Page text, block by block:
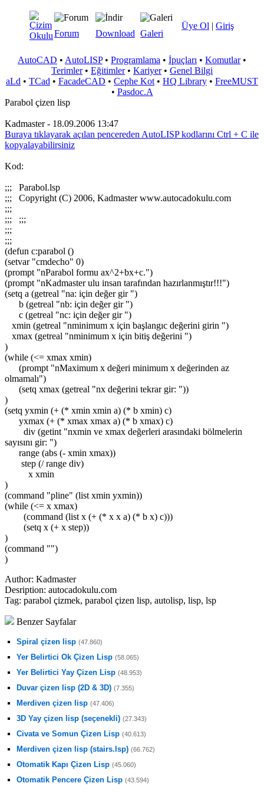
Üye Ol | Giriş
Forum Download Galeri
AutoCAD • AutoLISP• Programlama • İpuçları • Komutlar•
Terimler• Eğitimler• Kariyer• Genel Bilgi
aLd • TCad • FacadeCAD • Cephe Kot • HQ Library • FreeMUST
• Pasdoc.A
Parabol çizen lisp
Kadmaster - 18.09.2006 13:47
Buraya tıklayarak açılan pencereden AutoLISP kodlarını Ctrl + C ile
kopyalayabilirsiniz
Kod:
;;; Parabol.lsp
;;; Copyright (C) 2006, Kadmaster www.autocadokulu.com
;;;
;;; ;;;
;;;
;;;
(defun c:parabol ()
(setvar "cmdecho" 0)
(prompt "nParabol formu ax^2+bx+c.")
(prompt "nKadmaster ulu insan tarafından hazırlanmıştır!!!")
(setq a (getreal "na: için değer gir ")
b (getreal "nb: için değer gir ")
c (getreal "nc: için değer gir ")
xmin (getreal "nminimum x için başlangıc değerini girin ")
xmax (getreal "nminimum x için bitiş değerini ")
)
(while (<= xmax xmin)
(prompt "nMaximum x değeri minimum x değerinden az
olmamalı")
(setq xmax (getreal "nx değerini tekrar gir: "))
)
(setq yxmin (+ (* xmin xmin a) (* b xmin) c)
yxmax (+ (* xmax xmax a) (* b xmax) c)
div (getint "nxmin ve xmax değerleri arasındaki bölmelerin
sayısını gir: ")
range (abs (- xmin xmax))
step (/ range div)
x xmin
)
(command "pline" (list xmin yxmin))
(while (<= x xmax)
(command (list x (+ (* x x a) (* b x) c)))
(setq x (+ x step))
)
(command "")
)
Author: Kadmaster
Desription: autocadokulu.com
Tag: parabol çizmek, parabol çizen lisp, autolisp, lisp, lsp
Benzer Sayfalar
Spiral çizen lisp (47.860)
Yer Belirtici Ok Çizen Lisp (58.065)
Yer Belirtici Yay Çizen Lisp (48.953)
Duvar çizen lisp (2D & 3D) (7.355)
Merdiven çizen lisp (47.406)
3D Yay çizen lisp (seçenekli) (27.343)
Civata ve Somun Çizen Lisp (40.613)
Merdiven çizen lisp (stairs.lsp) (66.762)
Otomatik Kapı Çizen Lisp (45.060)
Otomatik Pencere Çizen Lisp (43.594)